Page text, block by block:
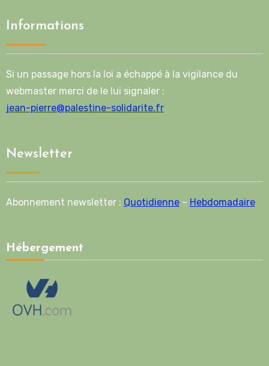
Informations
Si un passage hors la loi a échappé à la vigilance du
webmaster merci de le lui signaler :
jean-pierre@palestine-solidarite.fr
Newsletter
Abonnement newsletter : Quotidienne– Hebdomadaire
Hébergement